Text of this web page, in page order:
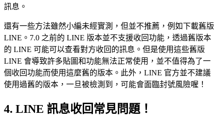
訊息。
還有一些方法雖然小編未經實測，但並不推薦，例如下載舊版
LINE。7.0 之前的 LINE 版本並不支援收回功能，透過舊版本
的 LINE 可能可以查看對方收回的訊息。但是使用這些舊版
LINE 會導致許多貼圖和功能無法正常使用，並不值得為了一
個收回功能而使用這麼舊的版本。此外，LINE 官方並不建議
使用過舊的版本，一旦被檢測到，可能會面臨封號風險喔！
4. LINE 訊息收回常見問題！